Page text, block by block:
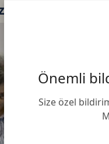
Önemli
Size özel
yüzde 5,4'e